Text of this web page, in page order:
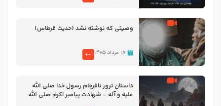
وصیتی که نوشته نشد (حدیث قرطاس)
۱۸ مرداد ۱۴۰۵
‌‌‌‌‌‌‌داستان ترور نافرجام رسول خدا صلی الله
علیه و آله – شهادت پیامبر اکرم صلی الله